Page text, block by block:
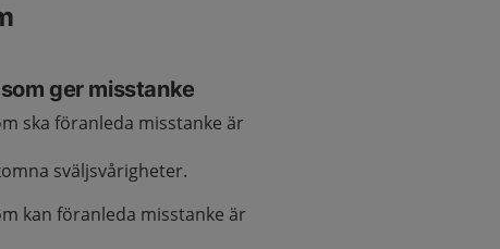
ger misstanke
ska föranleda misstanke är
sväljsvårigheter.
kan föranleda misstanke är